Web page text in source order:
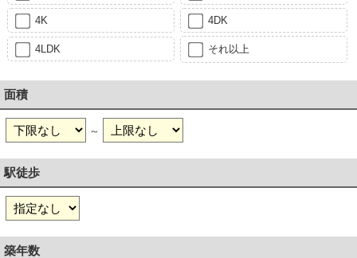
4K 4DK
4LDK それ以上
面積
～
駅徒歩
築年数